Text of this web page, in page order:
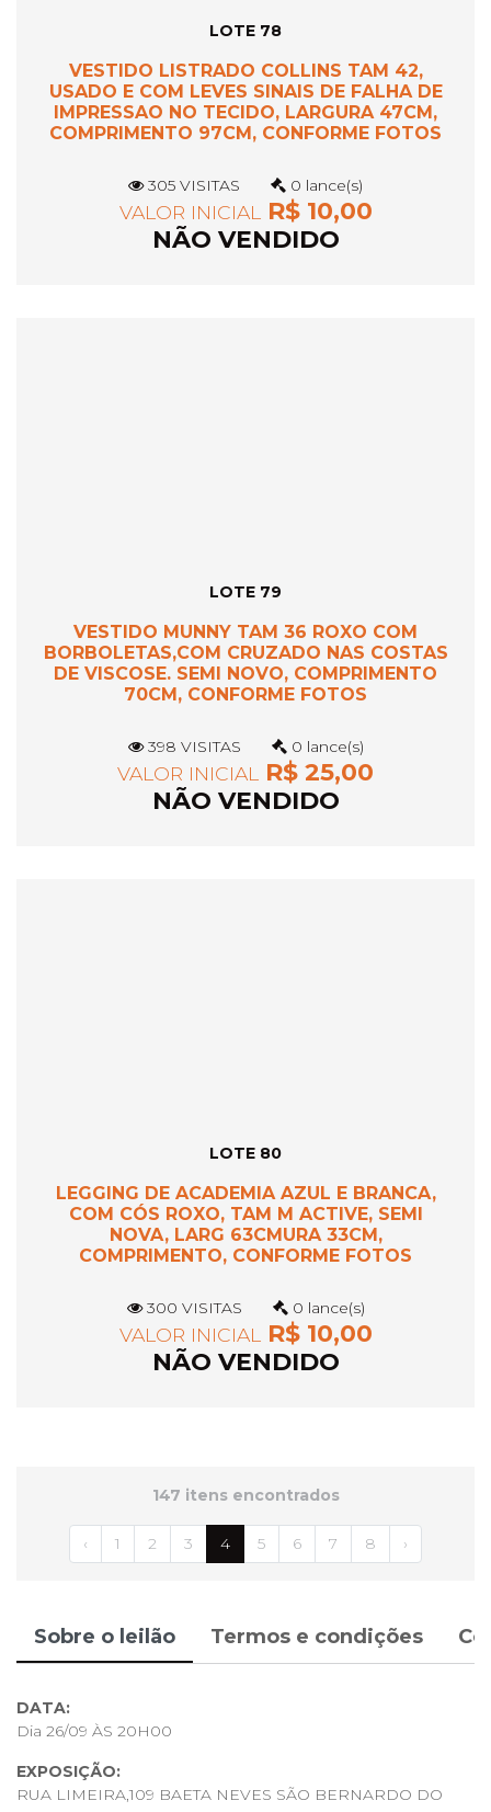
LOTE 78
VESTIDO LISTRADO COLLINS TAM 42,
USADO E COM LEVES SINAIS DE FALHA DE
IMPRESSAO NO TECIDO, LARGURA 47CM,
COMPRIMENTO 97CM, CONFORME FOTOS
305 VISITAS 0 lance(s)
VALOR INICIAL R$ 10,00
NÃO VENDIDO
LOTE 79
VESTIDO MUNNY TAM 36 ROXO COM
BORBOLETAS,COM CRUZADO NAS COSTAS
DE VISCOSE. SEMI NOVO, COMPRIMENTO
70CM, CONFORME FOTOS
398 VISITAS 0 lance(s)
VALOR INICIAL
R$ 25,00
NÃO VENDIDO
LOTE 80
LEGGING DE ACADEMIA AZUL E BRANCA,
COM CÓS ROXO, TAM M ACTIVE, SEMI
NOVA, LARG 63CMURA 33CM,
COMPRIMENTO, CONFORME FOTOS
300 VISITAS 0 lance(s)
VALOR INICIAL R$ 10,00
NÃO VENDIDO
147 itens encontrados
‹ 1 2 3 4 5 6 7 8 ›
Sobre o leilão Termos e condições
DATA:
Dia 26/09 ÀS 20H00
EXPOSIÇÃO:
RUA LIMEIRA,109 BAETA NEVES SÃO BERNARDO DO